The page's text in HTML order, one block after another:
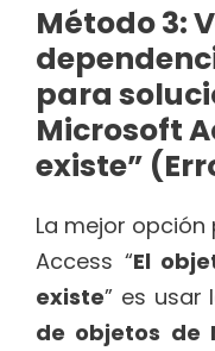
Método 3:
para
Microsoft
existe”
La mejor
Access “El
existe” es usar
de objetos de